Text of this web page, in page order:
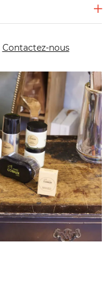
Contactez-nous